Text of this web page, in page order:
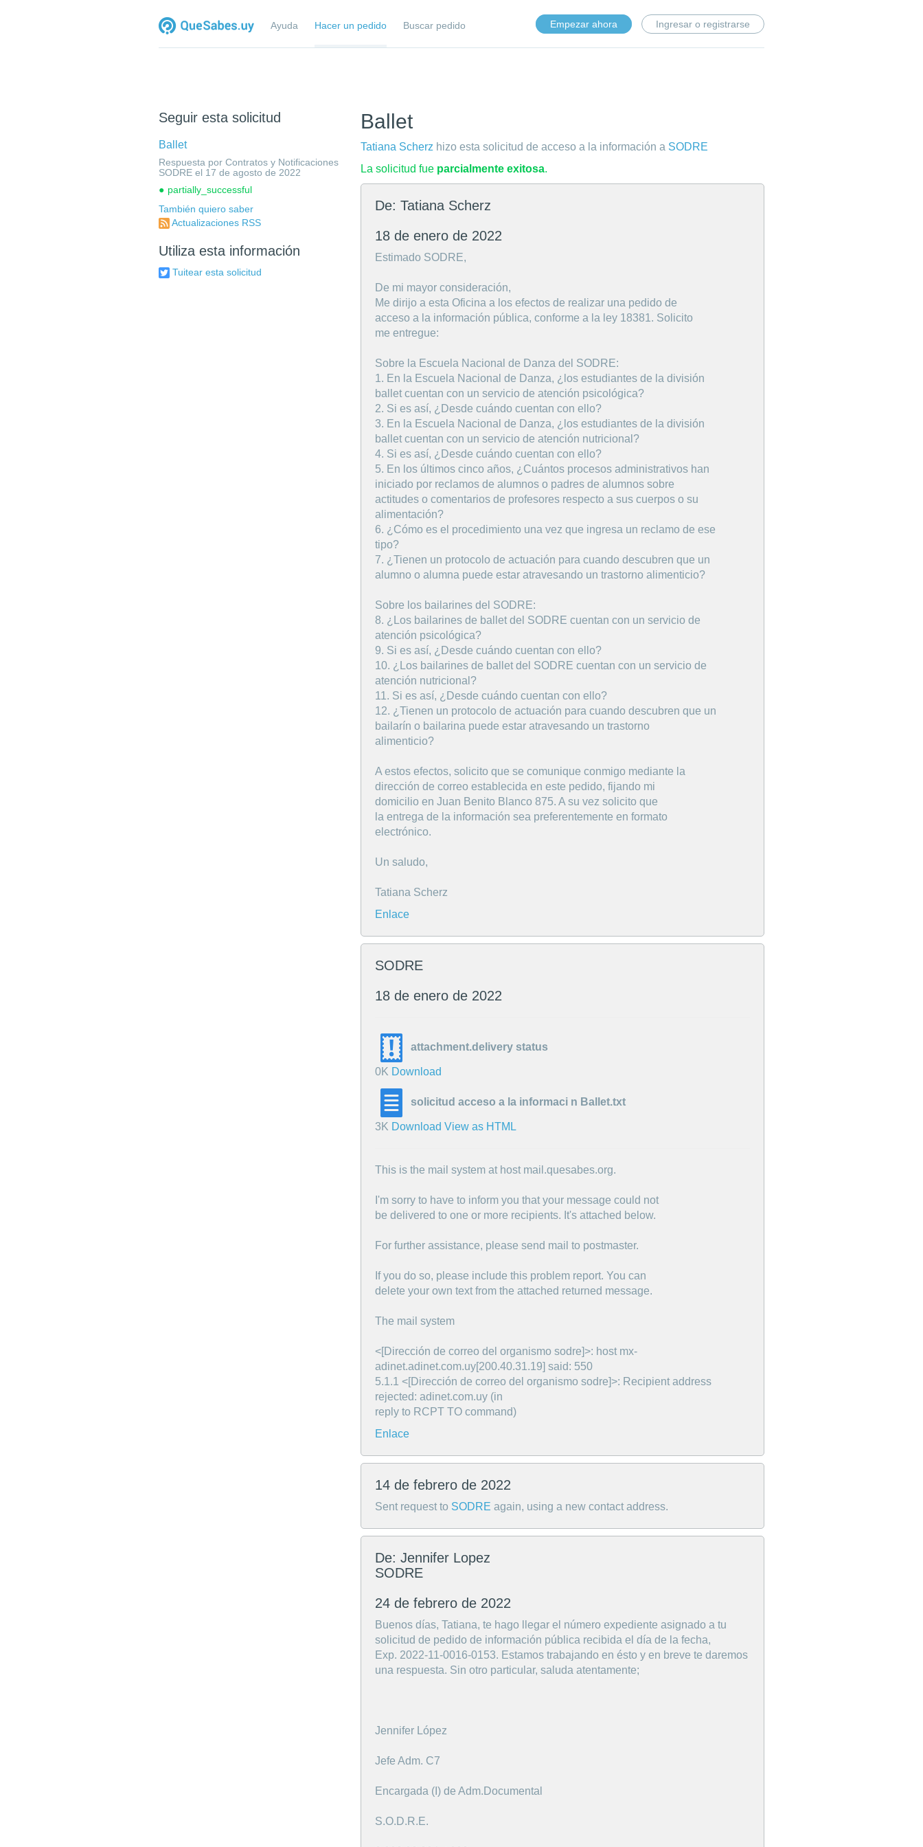
Ayuda Hacer un pedido Buscar pedido Empezar ahora Ingresar o registrarse
Ballet
Tatiana Scherz hizo esta solicitud de acceso a la información a SODRE
La solicitud fue parcialmente exitosa.
De: Tatiana Scherz
18 de enero de 2022
Estimado SODRE,
De mi mayor consideración,
Me dirijo a esta Oficina a los efectos de realizar una pedido de
acceso a la información pública, conforme a la ley 18381. Solicito
me entregue:
Sobre la Escuela Nacional de Danza del SODRE:
1. En la Escuela Nacional de Danza, ¿los estudiantes de la división
ballet cuentan con un servicio de atención psicológica?
2. Si es así, ¿Desde cuándo cuentan con ello?
3. En la Escuela Nacional de Danza, ¿los estudiantes de la división
ballet cuentan con un servicio de atención nutricional?
4. Si es así, ¿Desde cuándo cuentan con ello?
5. En los últimos cinco años, ¿Cuántos procesos administrativos han
iniciado por reclamos de alumnos o padres de alumnos sobre
actitudes o comentarios de profesores respecto a sus cuerpos o su
alimentación?
6. ¿Cómo es el procedimiento una vez que ingresa un reclamo de ese
tipo?
7. ¿Tienen un protocolo de actuación para cuando descubren que un
alumno o alumna puede estar atravesando un trastorno alimenticio?
Sobre los bailarines del SODRE:
8. ¿Los bailarines de ballet del SODRE cuentan con un servicio de
atención psicológica?
9. Si es así, ¿Desde cuándo cuentan con ello?
10. ¿Los bailarines de ballet del SODRE cuentan con un servicio de
atención nutricional?
11. Si es así, ¿Desde cuándo cuentan con ello?
12. ¿Tienen un protocolo de actuación para cuando descubren que un
bailarín o bailarina puede estar atravesando un trastorno
alimenticio?
A estos efectos, solicito que se comunique conmigo mediante la
dirección de correo establecida en este pedido, fijando mi
domicilio en Juan Benito Blanco 875. A su vez solicito que
la entrega de la información sea preferentemente en formato
electrónico.
Un saludo,
Tatiana Scherz
Enlace
SODRE
18 de enero de 2022
attachment.delivery status
0K Download
solicitud acceso a la informaci n Ballet.txt
3K Download View as HTML
This is the mail system at host mail.quesabes.org.
I'm sorry to have to inform you that your message could not
be delivered to one or more recipients. It's attached below.
For further assistance, please send mail to postmaster.
If you do so, please include this problem report. You can
delete your own text from the attached returned message.
The mail system
<[Dirección de correo del organismo sodre]>: host mx-
adinet.adinet.com.uy[200.40.31.19] said: 550
5.1.1 <[Dirección de correo del organismo sodre]>: Recipient address
rejected: adinet.com.uy (in
reply to RCPT TO command)
Enlace
14 de febrero de 2022
Sent request to SODRE again, using a new contact address.
De: Jennifer Lopez
SODRE
24 de febrero de 2022
Buenos días, Tatiana, te hago llegar el número expediente asignado a tu
solicitud de pedido de información pública recibida el día de la fecha,
Exp. 2022-11-0016-0153. Estamos trabajando en ésto y en breve te daremos
una respuesta. Sin otro particular, saluda atentamente;
Jennifer López
Jefe Adm. C7
Encargada (I) de Adm.Documental
S.O.D.R.E.
Seguir esta solicitud
Ballet
Respuesta por Contratos y Notificaciones
SODRE el 17 de agosto de 2022
partially_successful
También quiero saber
Actualizaciones RSS
Utiliza esta información
Tuitear esta solicitud